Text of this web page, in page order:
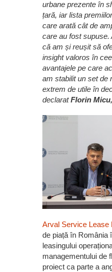
urbane prezente în
țară, iar lista
care arată cât de
care au fost
că am și reușit să
insight valoros în
avantajele pe care
am stabilit un set de
extrem de utile în
declaratFlorin
Arval Service Lease
de piață în România
leasingului
managementului de
proiect ca parte a